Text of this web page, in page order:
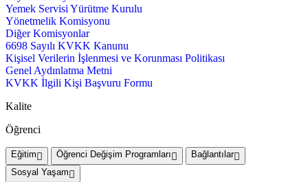
Yemek Servisi Yürütme Kurulu
Yönetmelik Komisyonu
Diğer Komisyonlar
6698 Sayılı KVKK Kanunu
Kişisel Verilerin İşlenmesi ve Korunması Politikası
Genel Aydınlatma Metni
KVKK İlgili Kişi Başvuru Formu
Kalite
Öğrenci
Eğitim Öğrenci Değişim Programları
Bağlantılar
Sosyal Yaşam